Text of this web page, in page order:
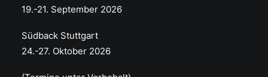
19.-21. September 2026
Südback Stuttgart
24.-27. Oktober 2026